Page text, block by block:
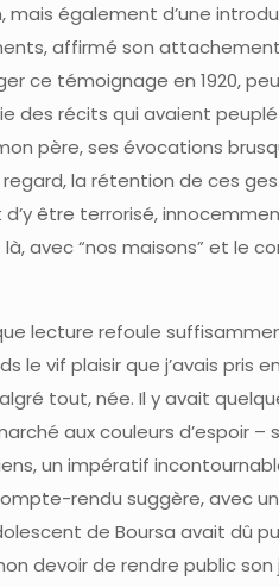
mais également d’une
affirmé son
ce témoignage en 1920,
des récits qui avaient
père, ses évocations
la rétention de ces
être terrorisé,
avec “nos maisons” et le
lecture refoule
vif plaisir que j’avais pris
tout, née. Il y avait
aux couleurs d’espoir
un impératif
rendu suggère, avec
de Boursa avait dû
devoir de rendre public son